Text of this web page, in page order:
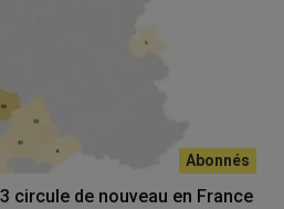
circule de nouveau en France